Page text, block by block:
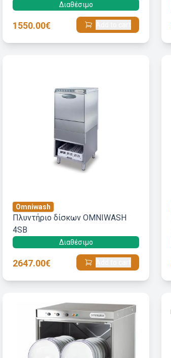
Διαθέσιμο
1550.00€
Omniwash
Πλυντήριο δίσκων OMNIWASH
4SB
Διαθέσιμο
2647.00€